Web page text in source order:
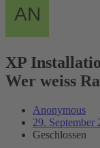
XP
Wer weiss
Anonymous
29. September
Geschlossen